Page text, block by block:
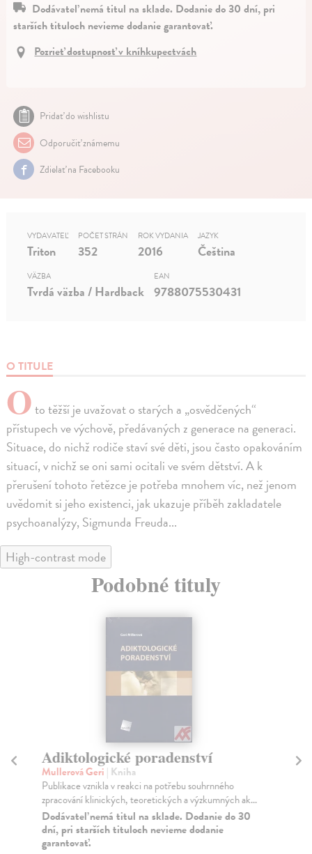
Dodávateľ nemá titul na sklade. Dodanie do 30 dní, pri
starších tituloch nevieme dodanie garantovať.
Pozrieť dostupnosť v kníhkupectvách
Pridať do wishlistu
Odporučiť známemu
Zdielať na Facebooku
O TITULE
Oto těžší je uvažovat o starých a „osvědčených“
přístupech ve výchově, předávaných z generace na generaci.
Situace, do nichž rodiče staví své děti, jsou často opakováním
situací, v nichž se oni sami ocitali ve svém dětství. A k
přerušení tohoto řetězce je potřeba mnohem víc, než jenom
uvědomit si jeho existenci, jak ukazuje příběh zakladatele
psychoanalýzy, Sigmunda Freuda...
VYDAVATEĽ
Triton
POČET STRÁN
352
ROK VYDANIA
2016
JAZYK
Čeština
VÄZBA
Tvrdá väzba / Hardback
EAN
9788075530431
High-contrast mode
Podobné tituly
Adiktologické poradenství
Mullerová Geri | Kniha
Publikace vznikla v reakci na potřebu souhrnného
zpracování klinických, teoretických a výzkumných ak...
Dodávateľ nemá titul na sklade. Dodanie do 30
dní, pri starších tituloch nevieme dodanie
garantovať.